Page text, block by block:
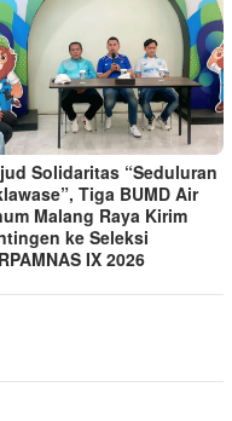
Solidaritas “Seduluran
Tiga BUMD Air
Malang Raya Kirim
ke Seleksi
IX 2026